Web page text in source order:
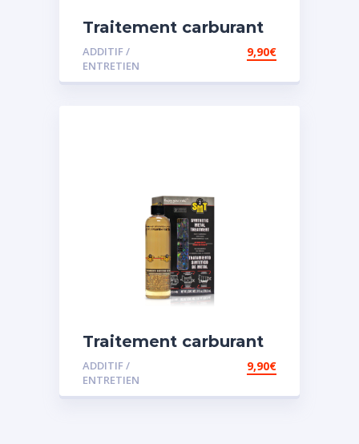
Traitement carburant
spécial diesel
ADDITIF /
ENTRETIEN
9,90€
Traitement carburant
spécial essence
ADDITIF /
ENTRETIEN
9,90€